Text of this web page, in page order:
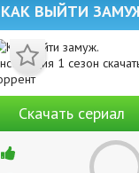
КАК ВЫЙТИ
Скачать сериал